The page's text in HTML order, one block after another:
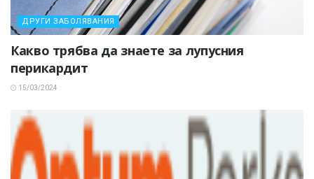
ДРУГИ ЗАБОЛЯВАНИЯ
Какво трябва да знаете за лупусния
перикардит
15/03/2024